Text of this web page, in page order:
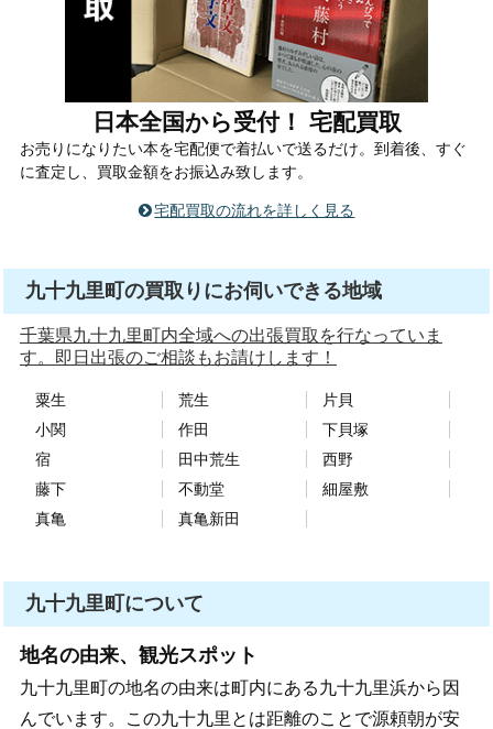
日本全国から受付！ 宅配買取
お売りになりたい本を宅配便で着払いで送るだけ。到着後、すぐ
に査定し、買取金額をお振込み致します。
宅配買取の流れを詳しく見る
九十九里町の買取りにお伺いできる地域
千葉県九十九里町内全域への出張買取を行なっていま
す。即日出張のご相談もお請けします！
粟生 荒生
片貝
小関
作田
下貝塚
宿
田中荒生
西野
藤下
不動堂
細屋敷
真亀
真亀新田
九十九里町について
地名の由来、観光スポット
九十九里町の地名の由来は町内にある九十九里浜から因
んでいます。この九十九里とは距離のことで源頼朝が安